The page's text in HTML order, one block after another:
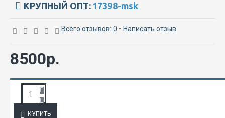
КРУПНЫЙ ОПТ: 17398-msk
Всего отзывов: 0 - Написать отзыв
8500р.
КУПИТЬ